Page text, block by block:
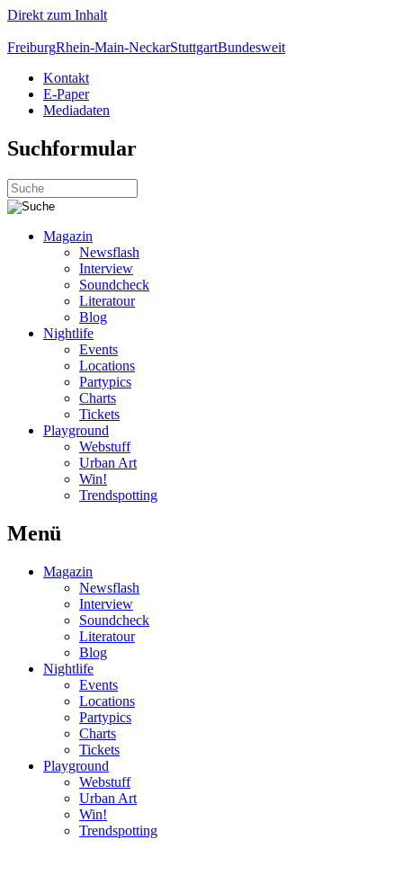
Direkt zum Inhalt
FreiburgRhein-Main-NeckarStuttgartBundesweit
Kontakt
E-Paper
Mediadaten
Suchformular
Magazin
Newsflash
Interview
Soundcheck
Literatour
Blog
Nightlife
Events
Locations
Partypics
Charts
Tickets
Playground
Webstuff
Urban Art
Win!
Trendspotting
Menü
Magazin
Newsflash
Interview
Soundcheck
Literatour
Blog
Nightlife
Events
Locations
Partypics
Charts
Tickets
Playground
Webstuff
Urban Art
Win!
Trendspotting